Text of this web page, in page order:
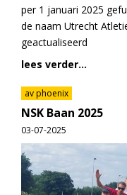
per 1 januari 2025
de naam Utrecht
geactualiseerd
lees verder...
av phoenix
NSK Baan 2025
03-07-2025